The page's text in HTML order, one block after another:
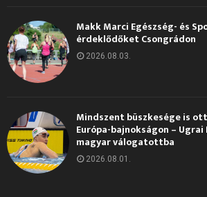
Makk Marci Egészség- és
érdeklődőket Csongrádon
2026.08.03.
Mindszent büszkesége is
Európa-bajnokságon –
magyar válogatottba
2026.08.01.